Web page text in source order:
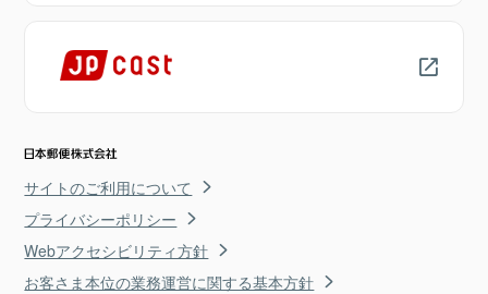
サイトのご利用について
プライバシーポリシー
Webアクセシビリティ方針
お客さま本位の業務運営に関する基本方針